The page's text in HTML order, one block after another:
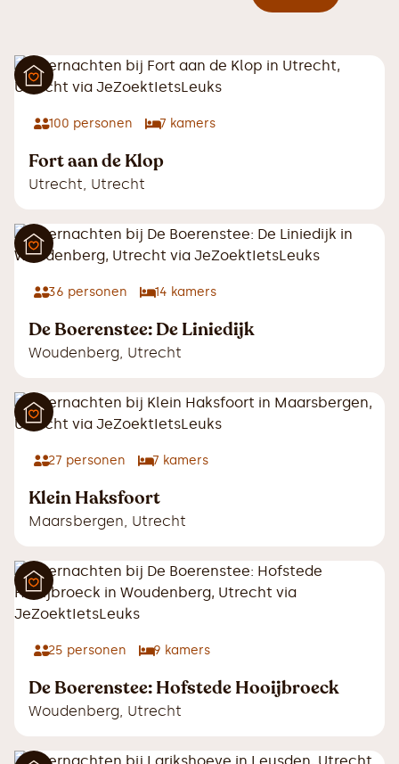
100 personen 7 kamers
Fort aan de Klop
Utrecht, Utrecht
36 personen 14 kamers
De Boerenstee: De Liniedijk
Woudenberg, Utrecht
27 personen 7 kamers
Klein Haksfoort
Maarsbergen, Utrecht
25 personen 9 kamers
De Boerenstee: Hofstede Hooijbroeck
Woudenberg, Utrecht